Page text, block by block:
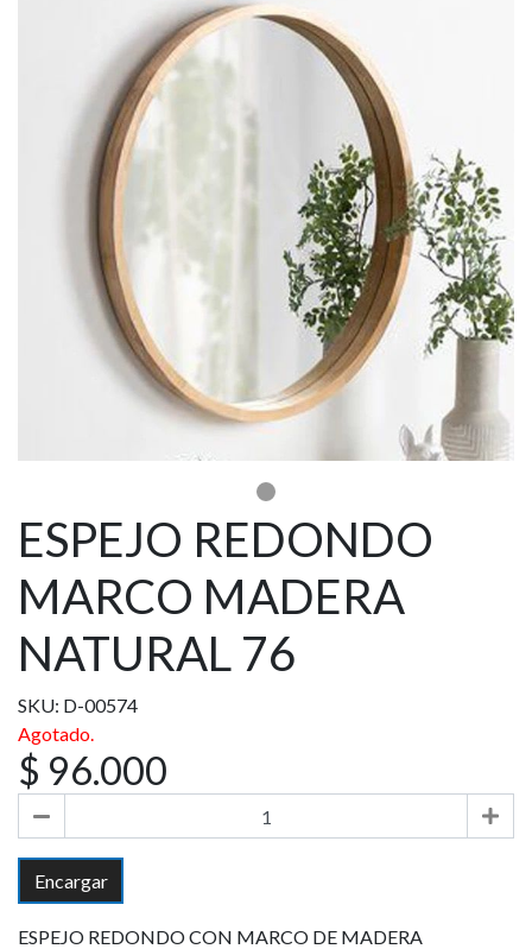
ESPEJO REDONDO
MARCO MADERA
NATURAL 76
SKU: D-00574
Agotado.
$ 96.000
Encargar
ESPEJO REDONDO CON MARCO DE MADERA